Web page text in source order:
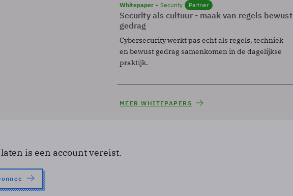
Whitepaper Security Partner
Security als cultuur - maak van regels bewust
gedrag
Cybersecurity werkt pas echt als regels, techniek
en bewust gedrag samenkomen in de dagelijkse
praktijk.
MEER WHITEPAPERS
is een account vereist.